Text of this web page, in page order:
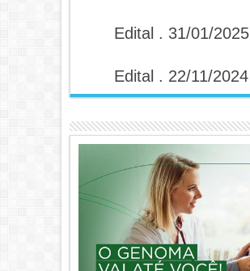
Edital . 31/01/2025
Edital . 22/11/2024